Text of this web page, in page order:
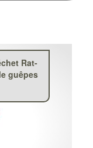
Rat-
guêpes